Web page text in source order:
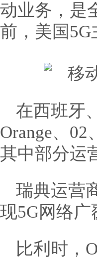
动业务，是
前，美国
在西班牙
Orange、
其中部分运
瑞典运营
现5G网络广
比利时，